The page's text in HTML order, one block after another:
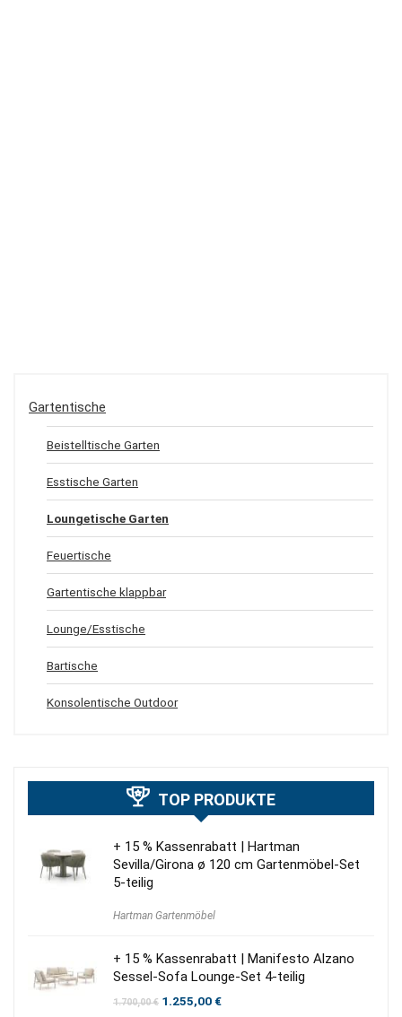
Gartentische
Beistelltische Garten
Esstische Garten
Loungetische Garten
Feuertische
Gartentische klappbar
Lounge/Esstische
Bartische
Konsolentische Outdoor
TOP PRODUKTE
+ 15 % Kassenrabatt | Hartman
Sevilla/Girona ø 120 cm Gartenmöbel-Set
5-teilig
Hartman Gartenmöbel
+ 15 % Kassenrabatt | Manifesto Alzano
Sessel-Sofa Lounge-Set 4-teilig
1.700,00€ Ursprünglicher
1.255,00€Aktueller